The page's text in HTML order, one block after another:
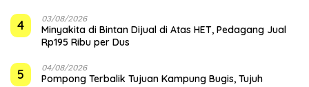
4 03/08/2026
Minyakita di Bintan Dijual di Atas HET, Pedagang Jual
Rp195 Ribu per Dus
5 04/08/2026
Pompong Terbalik Tujuan Kampung Bugis, Tujuh